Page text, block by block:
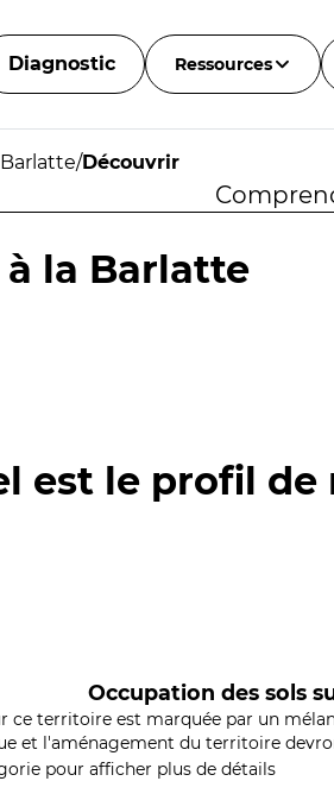
Diagnostic Ressources
/Découvrir
à la Barlatte
est le profil
Occupation des sols
ce territoire est marquée par un
et l'aménagement du territoire
pour afficher plus de détails